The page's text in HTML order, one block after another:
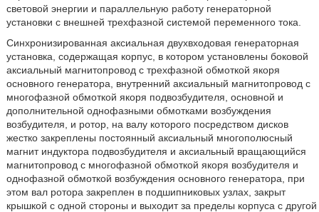
световой энергии и параллельную работу генераторной
установки с внешней трехфазной системой переменного тока.
Синхронизированная аксиальная двухвходовая генераторная
установка, содержащая корпус, в котором установлены боковой
аксиальный магнитопровод с трехфазной обмоткой якоря
основного генератора, внутренний аксиальный магнитопровод с
многофазной обмоткой якоря подвозбудителя, основной и
дополнительной однофазными обмотками возбуждения
возбудителя, и ротор, на валу которого посредством дисков
жестко закреплены постоянный аксиальный многополюсный
магнит индуктора подвозбудителя и аксиальный вращающийся
магнитопровод с многофазной обмоткой якоря возбудителя и
однофазной обмоткой возбуждения основного генератора, при
этом вал ротора закреплен в подшипниковых узлах, закрыт
крышкой с одной стороны и выходит за пределы корпуса с другой